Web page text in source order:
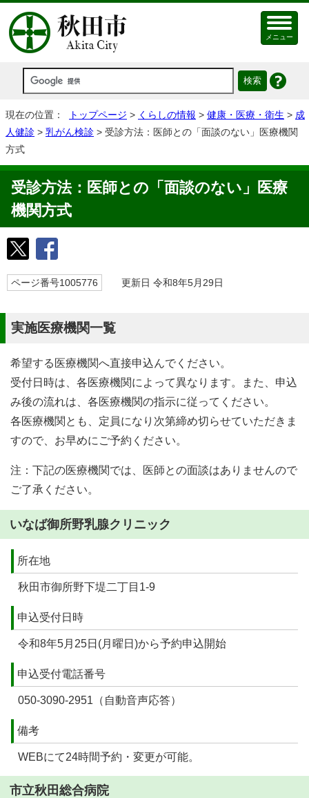
メニュー
現在の位置： トップページ > くらしの情報 > 健康・医療・衛生 > 成
人健診 > 乳がん検診 > 受診方法：医師との「面談のない」医療機関
方式
受診方法：医師との「面談のない」医療
機関方式
ページ番号1005776 更新日 令和8年5月29日
実施医療機関一覧
希望する医療機関へ直接申込んでください。
受付日時は、各医療機関によって異なります。また、申込
み後の流れは、各医療機関の指示に従ってください。
各医療機関とも、定員になり次第締め切らせていただきま
すので、お早めにご予約ください。
注：下記の医療機関では、医師との面談はありませんので
ご了承ください。
いなば御所野乳腺クリニック
所在地
秋田市御所野下堤二丁目1-9
申込受付日時
令和8年5月25日(月曜日)から予約申込開始
申込受付電話番号
050-3090-2951（自動音声応答）
備考
WEBにて24時間予約・変更が可能。
市立秋田総合病院